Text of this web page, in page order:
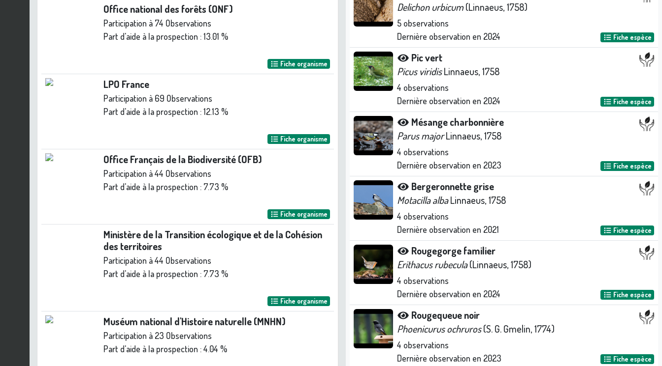
Office national des forêts (ONF)
Participation à 74 Observations
Part d'aide à la prospection :13.01 %
Fiche organisme
LPO France
Participation à 69 Observations
Part d'aide à la prospection :12.13 %
Fiche organisme
Office Français de la Biodiversité (OFB)
Participation à 44 Observations
Part d'aide à la prospection : 7.73 %
Fiche organisme
Ministère de la Transition écologique et de la Cohésion
des territoires
Participation à 44 Observations
Part d'aide à la prospection : 7.73 %
Fiche organisme
Muséum national d'Histoire naturelle (MNHN)
Participation à 23 Observations
Part d'aide à la prospection :4.04 %
Delichon urbicum(Linnaeus, 1758)
5 observations
Dernière observation en 2024 Fiche espèce
Pic vert
Picus viridisLinnaeus, 1758
4 observations
Dernière observation en 2024 Fiche espèce
Mésange charbonnière
Parus majorLinnaeus, 1758
4 observations
Dernière observation en 2023 Fiche espèce
Bergeronnette grise
Motacilla albaLinnaeus, 1758
4 observations
Dernière observation en 2021 Fiche espèce
Rougegorge familier
Erithacus rubecula(Linnaeus, 1758)
4 observations
Dernière observation en 2024 Fiche espèce
Rougequeue noir
Phoenicurus ochruros(S. G. Gmelin, 1774)
4 observations
Dernière observation en 2023 Fiche espèce